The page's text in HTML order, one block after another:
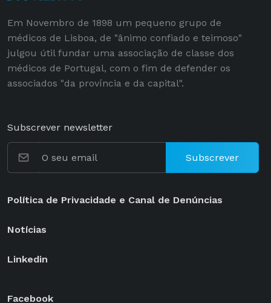
Em Novembro de 1898 um pequeno grupo de
médicos de Lisboa, de "ânimo confiado e teimoso"
julgou útil fundar uma associação de classe dos
médicos de Portugal, com o fim de defender os
associados "da província e da capital".
Subscrever newsletter
Subscrever
Política de Privacidade e Canal de Denúncias
Notícias
Linkedin
Facebook